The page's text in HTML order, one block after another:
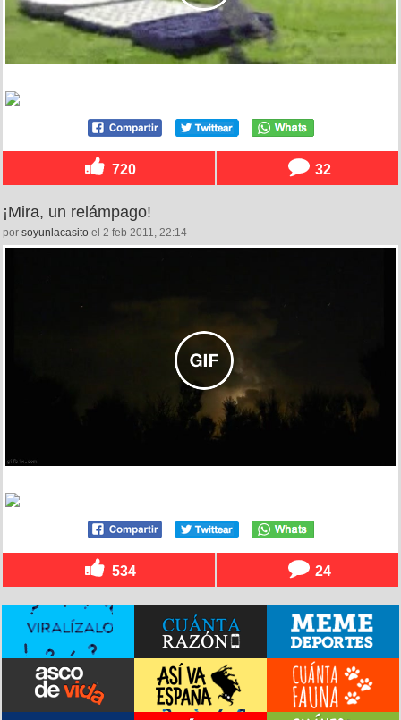
720 32
¡Mira, un relámpago!
por soyunlacasito el 2 feb 2011, 22:14
534 24